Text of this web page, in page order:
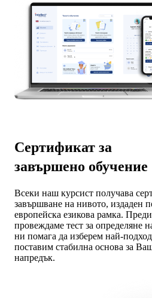
Сертификат за
завършено обучение
Всеки наш курсист получава
завършване на нивото, издаден
европейска езикова рамка.
провеждаме тест за определяне
ни помага да изберем най-
поставим стабилна основа за
напредък.